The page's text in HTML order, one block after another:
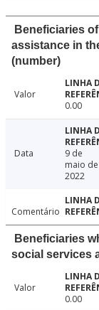
Beneficiaries
assistance in
(number)
Valor
0.00
Data
9 de
maio de
2022
Comentário
Beneficiaries
social services
Valor
0.00